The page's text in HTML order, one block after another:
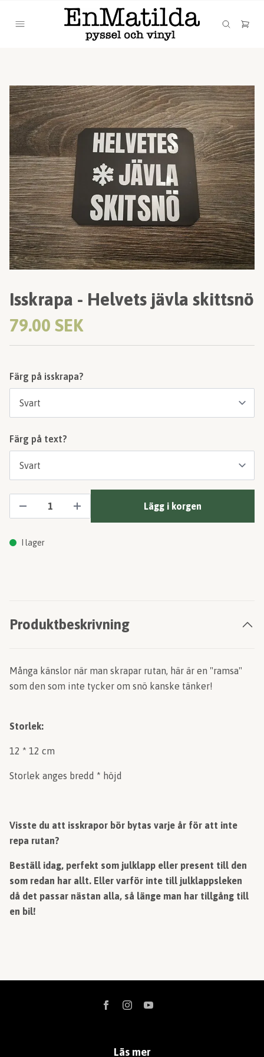
Isskrapa - Helvets jävla skittsnö
79.00 SEK
Färg på isskrapa?
Färg på text?
Lägg i korgen
I lager
Produktbeskrivning
Många känslor när man skrapar rutan, här är en "ramsa"
som den som inte tycker om snö kanske tänker!
Storlek:
12 * 12 cm
Storlek anges bredd * höjd
Visste du att isskrapor bör bytas varje år för att inte
repa rutan?
Beställ idag, perfekt som julklapp eller present till den
som redan har allt. Eller varför inte till julklappsleken
då det passar nästan alla, så länge man har tillgång till
en bil!
Läs mer